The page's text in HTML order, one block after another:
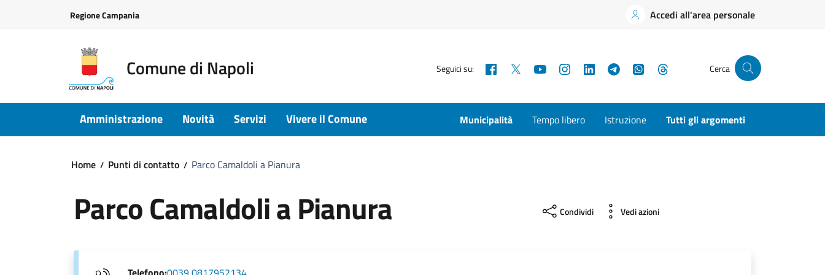
Regione Campania Accedi all'area personale
Comune di Napoli Seguici su: Facebook YouTubeInstagramLinkedInTelegramWhatsApp Cerca
Amministrazione Novità Servizi Vivere il Comune Municipalità Tempo libero Istruzione Tutti gli argomenti
Home Punti di contatto Parco Camaldoli a Pianura
Parco Camaldoli a Pianura Condividi Vedi azioni